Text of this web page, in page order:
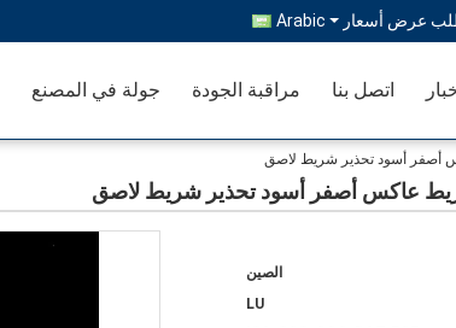
عرض أسعار Arabic
جولة في المصنع مراقبة الجودة اتصل بنا
الصين
LU